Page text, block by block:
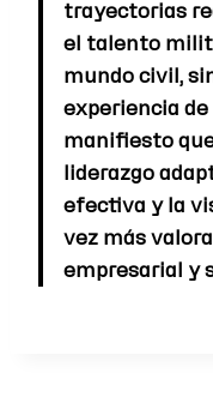
trayectorias
el talento
mundo civil,
experiencia
manifiesto
liderazgo
efectiva y la
vez más
empresarial y